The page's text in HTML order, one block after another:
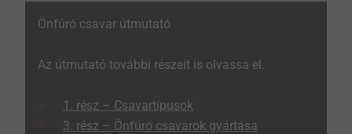
Önfúró csavar útmutató
Az útmutató további részeit is olvassa el.
1. rész – Csavartípusok
3. rész – Önfúró csavarok gyártása